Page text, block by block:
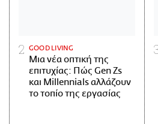
GOOD LIVING
Μια νέα οπτική της
επιτυχίας: Πώς Gen Zs
και Millennials αλλάζουν
το τοπίο της εργασίας